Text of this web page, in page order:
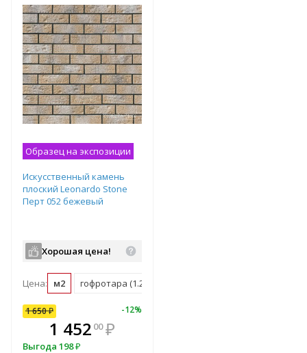
Образец на экспозиции
Искусственный камень
плоский Leonardo Stone
Перт 052 бежевый
Хорошая цена!
Цена: м2 гофротара (1.2 м2)
1 650₽ -12%
1 452 00 ₽
Выгода 198₽